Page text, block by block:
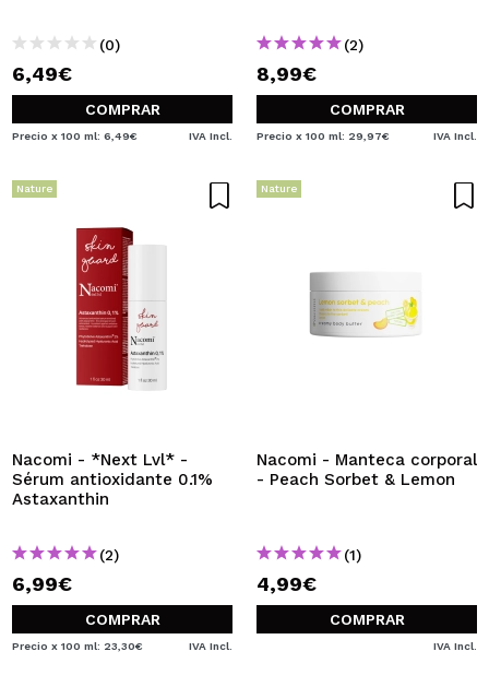
(0)
6,49€
COMPRAR
Precio x 100 ml: 6,49€ IVA Incl.
(2)
8,99€
COMPRAR
Precio x 100 ml: 29,97€ IVA Incl.
Nature
Nacomi - *Next Lvl* -
Sérum antioxidante 0.1%
Astaxanthin
(2)
6,99€
COMPRAR
Precio x 100 ml: 23,30€ IVA Incl.
Nature
Nacomi - Manteca corporal
- Peach Sorbet & Lemon
(1)
4,99€
COMPRAR
IVA Incl.